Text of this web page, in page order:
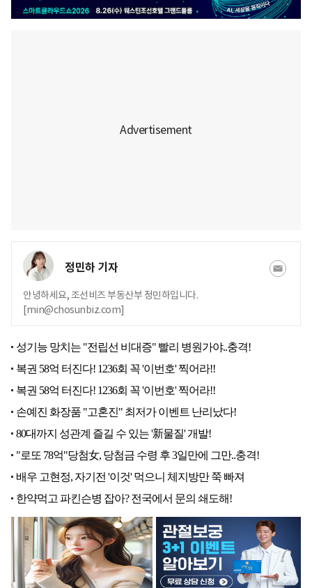
정민하 기자
안녕하세요, 조선비즈 부동산부 정민하입니다.
[min@chosunbiz.com]